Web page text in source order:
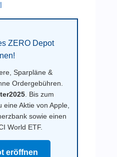
ZERO Depot
Sparpläne &
Ordergebühren.
. Bis zum
Aktie von Apple,
sowie einen
World ETF.
eröffnen